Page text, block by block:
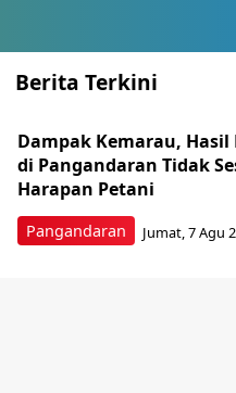
Berita Terkini
Pangandaran
Dampak Kemarau, Hasil
di Pangandaran Tidak
Harapan Petani
Jumat, 7 Agu